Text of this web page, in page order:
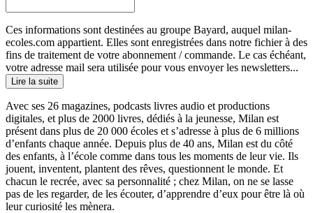
Ces informations sont destinées au groupe Bayard, auquel milan-
ecoles.com appartient. Elles sont enregistrées dans notre fichier à des
fins de traitement de votre abonnement / commande. Le cas échéant,
votre adresse mail sera utilisée pour vous envoyer les newsletters...
Lire la suite
Avec ses 26 magazines, podcasts livres audio et productions
digitales, et plus de 2000 livres, dédiés à la jeunesse, Milan est
présent dans plus de 20 000 écoles et s’adresse à plus de 6 millions
d’enfants chaque année. Depuis plus de 40 ans, Milan est du côté
des enfants, à l’école comme dans tous les moments de leur vie. Ils
jouent, inventent, plantent des rêves, questionnent le monde. Et
chacun le recrée, avec sa personnalité ; chez Milan, on ne se lasse
pas de les regarder, de les écouter, d’apprendre d’eux pour être là où
leur curiosité les mènera.